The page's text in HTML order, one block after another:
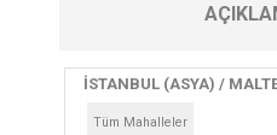
İSTANBUL (ASYA) /
Tüm Mahalleler